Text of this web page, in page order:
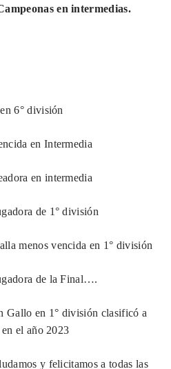
en intermedias.
6° división
en Intermedia
en intermedia
de 1° división
menos vencida en 1° división
de la Final….
Gallo en 1° división clasificó a
el año 2023
y felicitamos a todas las